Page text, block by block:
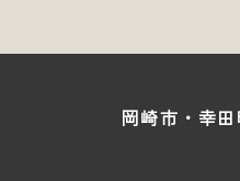
岡崎市・幸